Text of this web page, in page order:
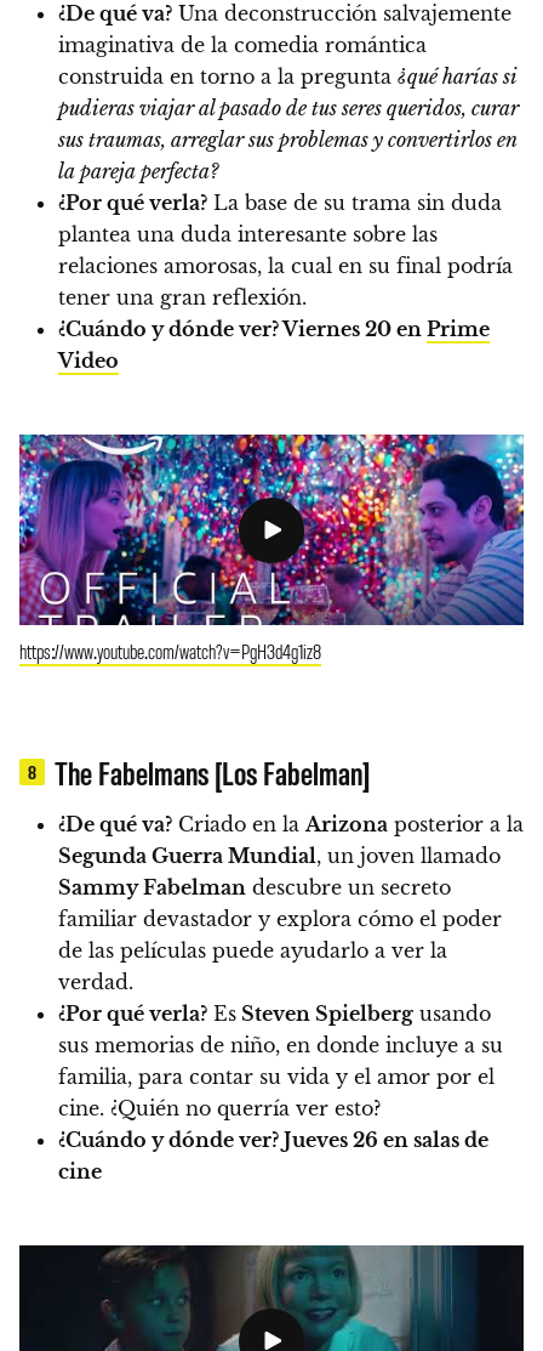
¿De qué va? Una deconstrucción salvajemente
imaginativa de la comedia romántica
construida en torno a la pregunta ¿qué harías si
pudieras viajar al pasado de tus seres queridos, curar
sus traumas, arreglar sus problemas y convertirlos en
la pareja perfecta?
¿Por qué verla? La base de su trama sin duda
plantea una duda interesante sobre las
relaciones amorosas, la cual en su final podría
tener una gran reflexión.
¿Cuándo y dónde ver?Viernes 20 en Prime
Video
https://www.youtube.com/watch?v=PgH3d4g1iz8
8 The Fabelmans [Los Fabelman]
¿De qué va? Criado en laArizona posterior a la
Segunda Guerra Mundial, un joven llamado
Sammy Fabelman descubre un secreto
familiar devastador y explora cómo el poder
de las películas puede ayudarlo a ver la
verdad.
¿Por qué verla? Es Steven Spielberg usando
sus memorias de niño, en donde incluye a su
familia, para contar su vida y el amor por el
cine. ¿Quién no querría ver esto?
¿Cuándo y dónde ver? Jueves 26 en salas de
cine